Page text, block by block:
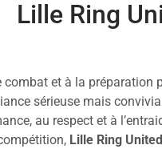
Lille Ring
et à la
sérieuse mais
au respect et à
Lille Ring United